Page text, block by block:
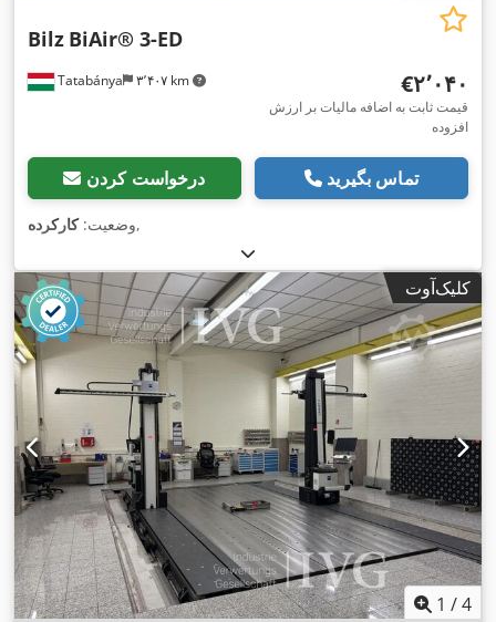
Tatabánya ۳٬۴۰۷ km
Bilz BiAir® 3-ED
‎€۲٬۰۴۰
قیمت ثابت به اضافه مالیات بر ارزش
افزوده
درخواست کردن تماس بگیرید
وضعیت:کارکرده ,
کلیک‌آوت
1 /4